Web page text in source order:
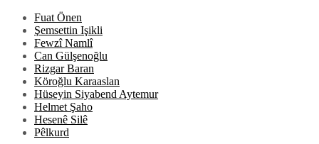
Fuat Önen
Şemsettin Işikli
Fewzî Namlî
Can Gülşenoğlu
Rizgar Baran
Köroğlu Karaaslan
Hüseyin Siyabend Aytemur
Helmet Şaho
Hesenê Silê
Pêlkurd